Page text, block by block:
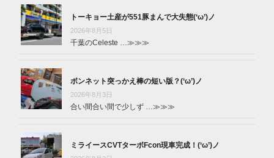
トーキョー土産が551豚まんで大失態(‘ω’)ノ
2026年8月5日
千葉のCeleste …≫≫≫
ボンネット突っかえ棒の短い版？(‘ω’)ノ
2026年8月3日
合い間合い間で少しず …≫≫≫
ミライースCVTターボFcon現車完成！(‘ω’)ノ